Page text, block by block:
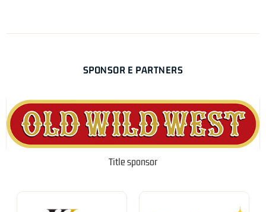
SPONSOR E PARTNERS
Title sponsor